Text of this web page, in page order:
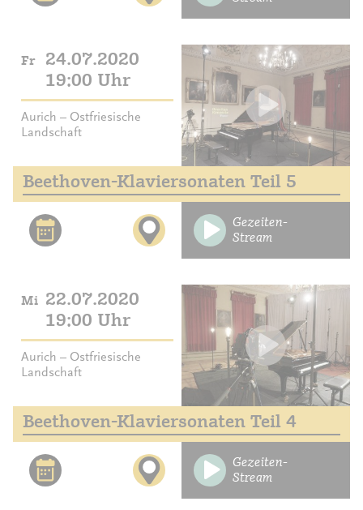
Fr
24.07.2020
19:00 Uhr
Aurich – Ostfriesische
Landschaft
Beethoven-Klaviersonaten Teil 5
Gezeiten-
Stream
Mi 22.07.2020
19:00 Uhr
Aurich – Ostfriesische
Landschaft
Beethoven-Klaviersonaten Teil 4
Gezeiten-
Stream